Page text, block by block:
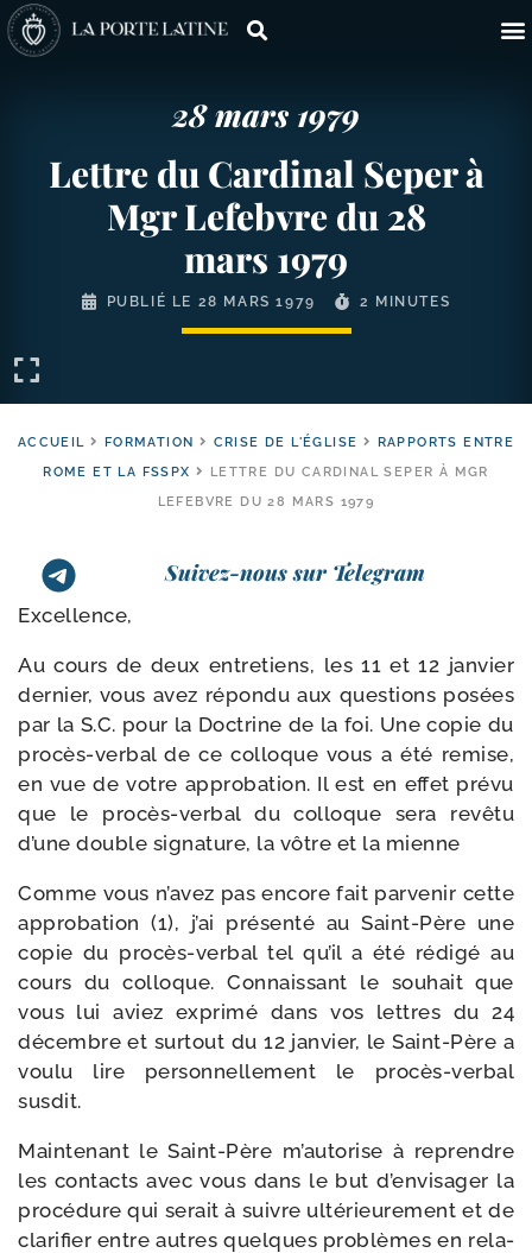
28 mars 1979
Lettre du Cardinal Seper à
Mgr Lefebvre du 28
mars 1979
PUBLIÉ LE 28 MARS 1979 2 MINUTES
ACCUEIL FORMATION CRISE DE L'ÉGLISE
RAPPORTS ENTRE
ROME ET LA FSSPX
LETTRE DU CARDINAL SEPER À MGR
LEFEBVRE DU 28 MARS 1979
Suivez-nous sur Telegram
Excellence,
Au cours de deux entre­tiens, les 11 et 12 jan­vier
der­nier, vous avez répon­du aux ques­tions posées
par la S.C. pour la Doctrine de la foi. Une copie du
procès-​verbal de ce col­loque vous a été remise,
en vue de votre appro­ba­tion. Il est en effet pré­vu
que le procès-​verbal du col­loque sera revê­tu
d’une double signa­ture, la vôtre et la mienne
Comme vous n’avez pas encore fait par­ve­nir cette
appro­ba­tion (1), j’ai pré­sen­té au Saint-​Père une
copie du procès-​verbal tel qu’il a été rédi­gé au
cours du col­loque. Connaissant le sou­hait que
vous lui aviez expri­mé dans vos lettres du 24
décembre et sur­tout du 12 jan­vier, le Saint-​Père a
vou­lu lire per­son­nel­le­ment le procès-​verbal
susdit.
Maintenant le Saint-​Père m’autorise à reprendre
les contacts avec vous dans le but d’envisager la
pro­cé­dure qui serait à suivre ulté­rieu­re­ment et de
cla­ri­fier entre autres quelques pro­blèmes en rela­